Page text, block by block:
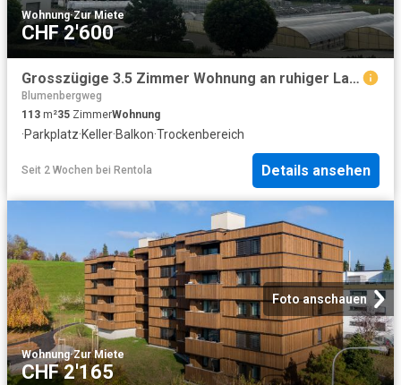
Wohnung·Zur Miete
CHF 2'600
Grosszügige 3.5 Zimmer Wohnung an ruhiger Lage
Blumenbergweg
113 m²35 ZimmerWohnung
·Parkplatz·Keller·Balkon·Trockenbereich
Seit 2 Wochen bei Rentola Details ansehen
Foto anschauen
Wohnung·Zur Miete
CHF 2'165